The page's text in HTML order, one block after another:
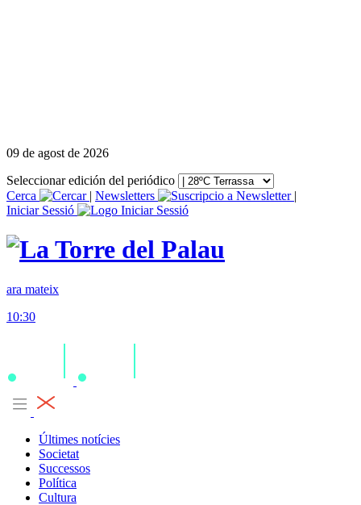
09 de agost de 2026
Seleccionar edición del periódico
Cerca
| Newsletters
|
Iniciar Sessió
ara mateix
10:30
Últimes notícies
Societat
Successos
Política
Cultura